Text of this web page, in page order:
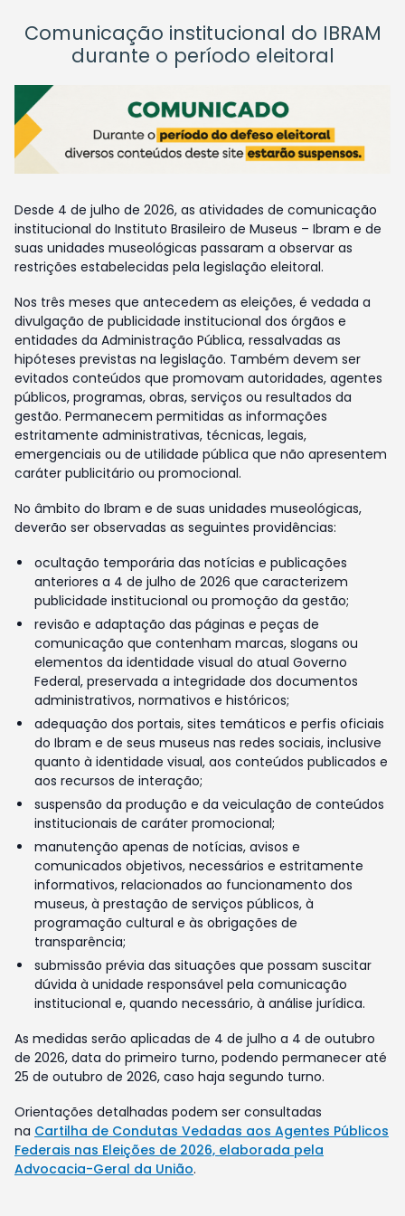
Comunicação institucional do IBRAM
durante o período eleitoral
Desde 4 de julho de 2026, as atividades de comunicação
institucional do Instituto Brasileiro de Museus – Ibram e de
suas unidades museológicas passaram a observar as
restrições estabelecidas pela legislação eleitoral.
Nos três meses que antecedem as eleições, é vedada a
divulgação de publicidade institucional dos órgãos e
entidades da Administração Pública, ressalvadas as
hipóteses previstas na legislação. Também devem ser
evitados conteúdos que promovam autoridades, agentes
públicos, programas, obras, serviços ou resultados da
gestão. Permanecem permitidas as informações
estritamente administrativas, técnicas, legais,
emergenciais ou de utilidade pública que não apresentem
caráter publicitário ou promocional.
No âmbito do Ibram e de suas unidades museológicas,
deverão ser observadas as seguintes providências:
ocultação temporária das notícias e publicações
anteriores a 4 de julho de 2026 que caracterizem
publicidade institucional ou promoção da gestão;
revisão e adaptação das páginas e peças de
comunicação que contenham marcas, slogans ou
elementos da identidade visual do atual Governo
Federal, preservada a integridade dos documentos
administrativos, normativos e históricos;
adequação dos portais, sites temáticos e perfis oficiais
do Ibram e de seus museus nas redes sociais, inclusive
quanto à identidade visual, aos conteúdos publicados e
aos recursos de interação;
suspensão da produção e da veiculação de conteúdos
institucionais de caráter promocional;
manutenção apenas de notícias, avisos e
comunicados objetivos, necessários e estritamente
informativos, relacionados ao funcionamento dos
museus, à prestação de serviços públicos, à
programação cultural e às obrigações de
transparência;
submissão prévia das situações que possam suscitar
dúvida à unidade responsável pela comunicação
institucional e, quando necessário, à análise jurídica.
As medidas serão aplicadas de 4 de julho a 4 de outubro
de 2026, data do primeiro turno, podendo permanecer até
25 de outubro de 2026, caso haja segundo turno.
Orientações detalhadas podem ser consultadas
na Cartilha de Condutas Vedadas aos Agentes Públicos
Federais nas Eleições de 2026, elaborada pela
Advocacia-Geral da União.